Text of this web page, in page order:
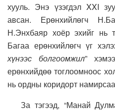
хууль. Энэ үзэгдэл XXI
авсан. Ерөнхийлөгч
Н.Энхбаяр хоёр эхийг нь
Багаа ерөнхийлөгч үг
хүнээс болгоомжил”
ерөнхийдөө тоглоомноос
нь ордны коридорт
За тэгээд, “Манай